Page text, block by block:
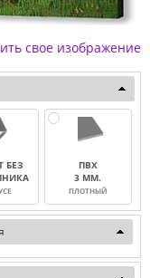
свое изображение
БЕЗ
ПВХ
3 ММ.
ПЛОТНЫЙ